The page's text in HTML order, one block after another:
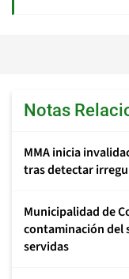
Notas
MMA inicia
tras detectar
Municipalidad de
contaminación del
servidas